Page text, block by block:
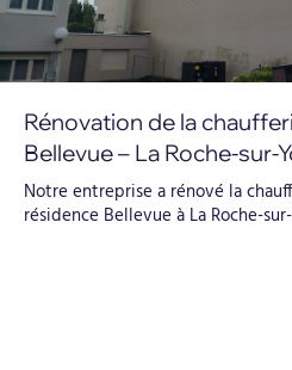
Rénovation de la
Bellevue – La Roche-sur-
Notre entreprise a rénové la
résidence Bellevue à La Roche-